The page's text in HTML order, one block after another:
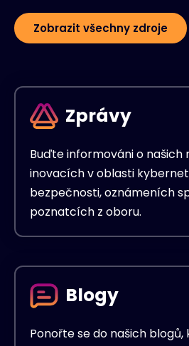
Zobrazit všechny zdroje
Zprávy
Buďte informováni o našich
inovacích v oblasti
bezpečnosti, oznámeních
poznatcích z oboru.
Blogy
Ponořte se do našich blogů,